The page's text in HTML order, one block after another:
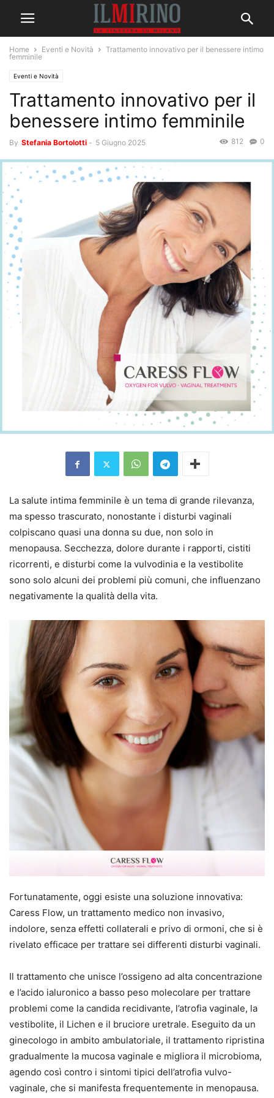
Home Eventi e Novità
Trattamento innovativo per il benessere intimo
femminile
Eventi e Novità
Trattamento innovativo per il
benessere intimo femminile
By Stefania Bortolotti - 5 Giugno 2025 0
812
La salute intima femminile è un tema di grande rilevanza,
ma spesso trascurato, nonostante i disturbi vaginali
colpiscano quasi una donna su due, non solo in
menopausa. Secchezza, dolore durante i rapporti, cistiti
ricorrenti, e disturbi come la vulvodinia e la vestibolite
sono solo alcuni dei problemi più comuni, che influenzano
negativamente la qualità della vita.
Fortunatamente, oggi esiste una soluzione innovativa:
Caress Flow, un trattamento medico non invasivo,
indolore, senza effetti collaterali e privo di ormoni, che si è
rivelato efficace per trattare sei differenti disturbi vaginali.
Il trattamento che unisce l’ossigeno ad alta concentrazione
e l’acido ialuronico a basso peso molecolare per trattare
problemi come la candida recidivante, l’atrofia vaginale, la
vestibolite, il Lichen e il bruciore uretrale. Eseguito da un
ginecologo in ambito ambulatoriale, il trattamento ripristina
gradualmente la mucosa vaginale e migliora il microbioma,
agendo così contro i sintomi tipici dell’atrofia vulvo-
vaginale, che si manifesta frequentemente in menopausa.